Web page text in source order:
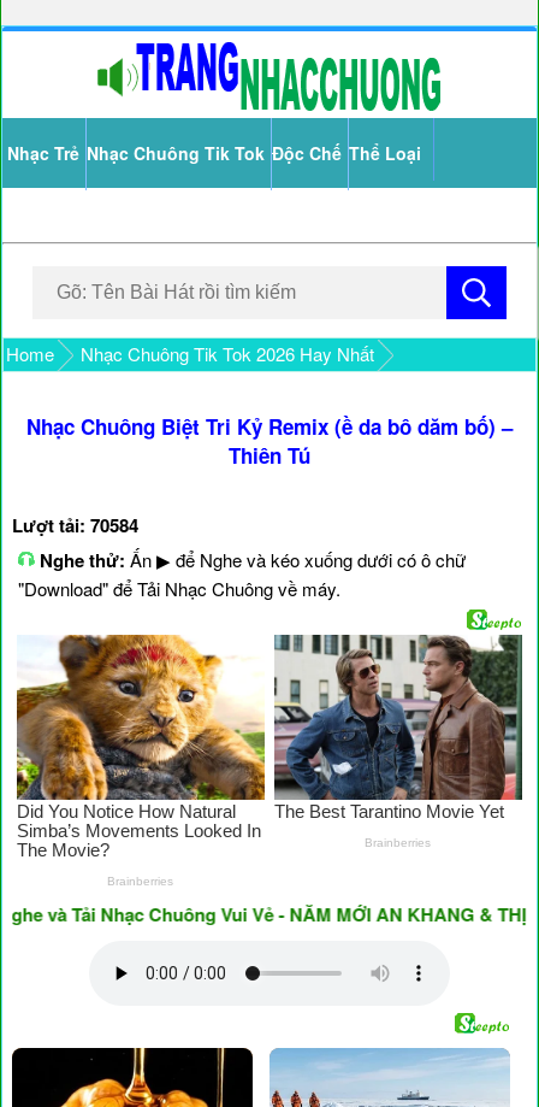
Nhạc Trẻ Nhạc Chuông Tik Tok Độc Chế Thể Loại
Home Nhạc Chuông Tik Tok 2026 Hay Nhất
Nhạc Chuông Biệt Tri Kỷ Remix (ề da bô dăm bố) –
Thiên Tú
Lượt tải: 70584
Nghe thử: Ấn ▶ để Nghe và kéo xuống dưới có ô chữ
"Download" để Tải Nhạc Chuông về máy.
Tải Nhạc Chuông Vui Vẻ - NĂM MỚI AN KHANG & THỊNH